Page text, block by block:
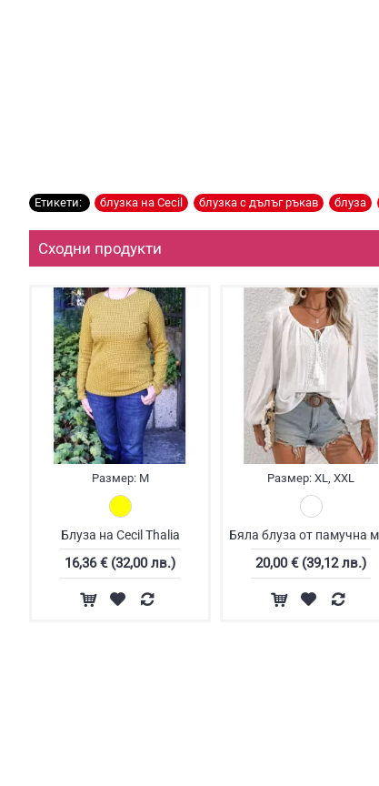
Етикети: блузка на Cecil блузка с дълъг ръкав блуза
Сходни продукти
Размер:M
Блуза на Cecil Thalia
16,36 € (32,00 лв.)
Размер: XL, XXL
20,00 € (39,12 лв.)